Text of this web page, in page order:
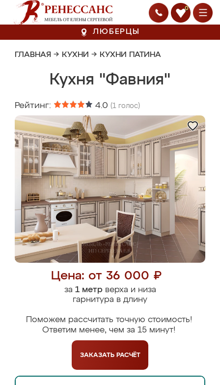
0
ЛЮБЕРЦЫ
ГЛАВНАЯ → КУХНИ → КУХНИ ПАТИНА
Кухня "Фавния"
Рейтинг: 4.0 (1 голос)
Цена: от 36 000 ₽
за 1 метрверха и низа
гарнитура в длину
Поможем рассчитать точную стоимость!
Ответим менее, чем за 15 минут!
ЗАКАЗАТЬ РАСЧЁТ